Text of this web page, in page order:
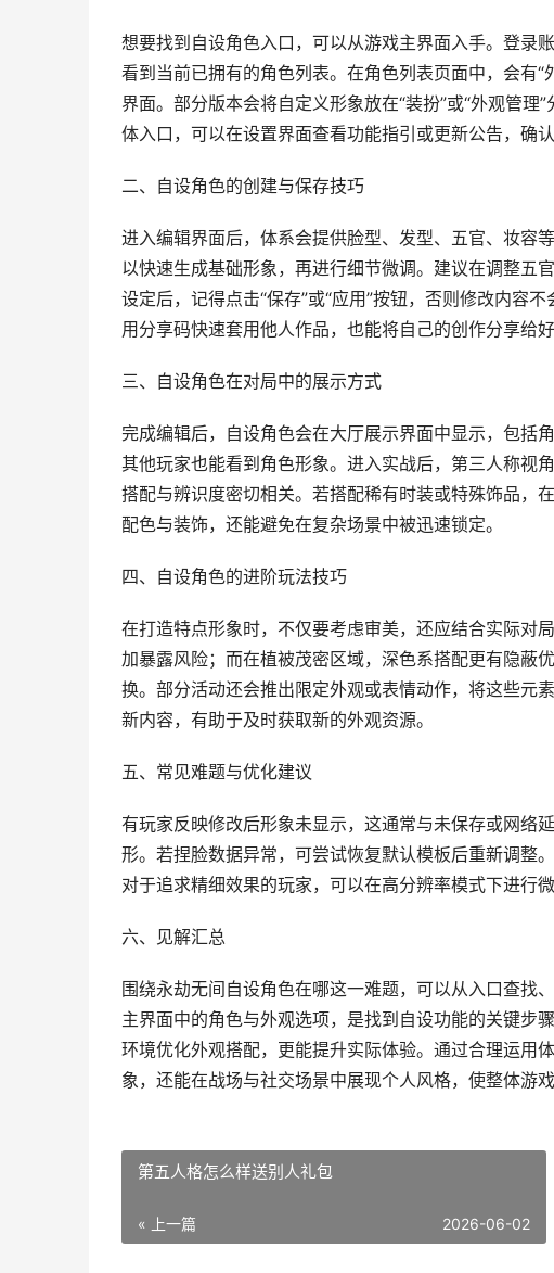
想要找到自设角色入口，可以从游戏主界面入手。登录
看到当前已拥有的角色列表。在角色列表页面中，会有“
界面。部分版本会将自定义形象放在“装扮”或“外观管
体入口，可以在设置界面查看功能指引或更新公告，确
二、自设角色的创建与保存技巧
进入编辑界面后，体系会提供脸型、发型、五官、妆容
以快速生成基础形象，再进行细节微调。建议在调整五
设定后，记得点击“保存”或“应用”按钮，否则修改内容
用分享码快速套用他人作品，也能将自己的创作分享给好
三、自设角色在对局中的展示方式
完成编辑后，自设角色会在大厅展示界面中显示，包括
其他玩家也能看到角色形象。进入实战后，第三人称视
搭配与辨识度密切相关。若搭配稀有时装或特殊饰品，
配色与装饰，还能避免在复杂场景中被迅速锁定。
四、自设角色的进阶玩法技巧
在打造特点形象时，不仅要考虑审美，还应结合实际对
加暴露风险；而在植被茂密区域，深色系搭配更有隐蔽
换。部分活动还会推出限定外观或表情动作，将这些元
新内容，有助于及时获取新的外观资源。
五、常见难题与优化建议
有玩家反映修改后形象未显示，这通常与未保存或网络
形。若捏脸数据异常，可尝试恢复默认模板后重新调整
对于追求精细效果的玩家，可以在高分辨率模式下进行
六、见解汇总
围绕永劫无间自设角色在哪这一难题，可以从入口查找
主界面中的角色与外观选项，是找到自设功能的关键步
环境优化外观搭配，更能提升实际体验。通过合理运用
象，还能在战场与社交场景中展现个人风格，使整体游
第五人格怎么样送别人礼包
« 上一篇 2026-06-02